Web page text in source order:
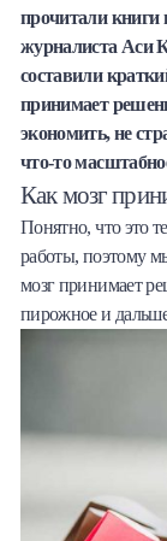
Онлайн-
Карта
Продукты
прочитали книги
журналиста Аси
составили
принимает
экономить, не
что-то
Как мозг
Понятно, что это
работы, поэтому
мозг принимает
пирожное и